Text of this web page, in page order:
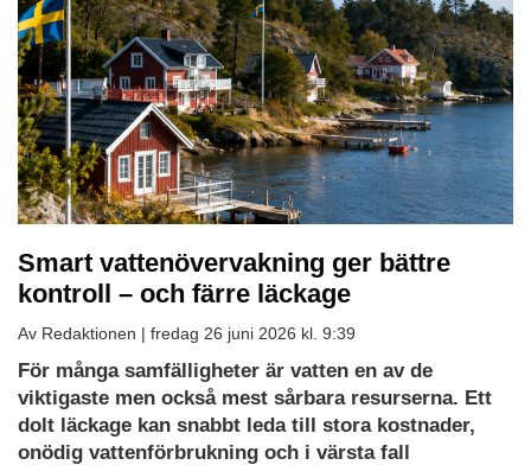
Smart vattenövervakning ger bättre
kontroll – och färre läckage
Av Redaktionen | fredag 26 juni 2026 kl. 9:39
För många samfälligheter är vatten en av de
viktigaste men också mest sårbara resurserna. Ett
dolt läckage kan snabbt leda till stora kostnader,
onödig vattenförbrukning och i värsta fall